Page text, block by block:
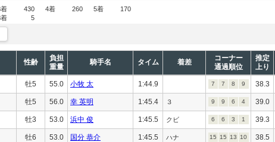
430 4着 260 5着
170
5
性齢
負担
重量
騎手名 タイム 着差
コーナー
通過順位
推定
上り
牡5 55.0 小牧 太 1:44.9 7 7 8 9 38.3
牡5 56.0 幸 英明 1:45.4 ３ 9 9 6 4 39.0
牡3 53.0 浜中 俊 1:45.5 クビ 6 6 3 1 39.3
牡6 53.0 国分 恭介 1:45.5 ハナ 15 15 13 10 38.5